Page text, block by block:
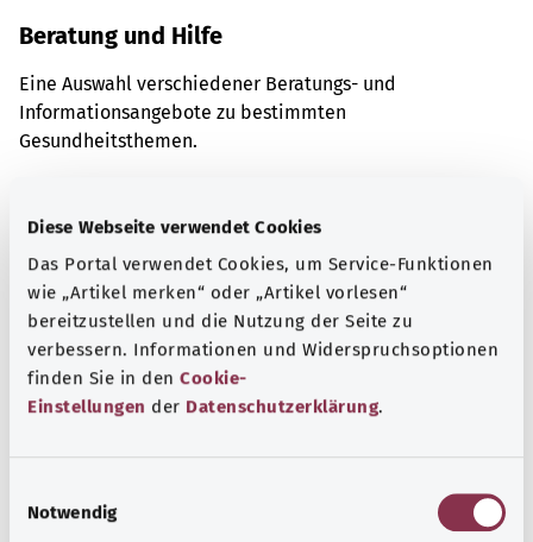
Diese Webseite verwendet Cookies
Das Portal verwendet Cookies, um Service-Funktionen
wie „Artikel merken“ oder „Artikel vorlesen“
bereitzustellen und die Nutzung der Seite zu
verbessern. Informationen und Widerspruchsoptionen
finden Sie in den Cookie-
Einstellungen der Datenschutzerklärung.
Notwendig
Beratung und Hilfe
Eine Auswahl verschiedener Beratungs- und
Informationsangebote zu bestimmten
Gesundheitsthemen.